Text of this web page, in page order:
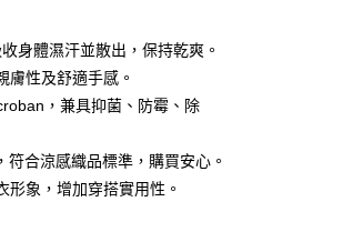
身體濕汗並散出，保持乾爽。
膚性及舒適手感。
，兼具抑菌、防霉、除
合涼感織品標準，購買安心。
形象，增加穿搭實用性。